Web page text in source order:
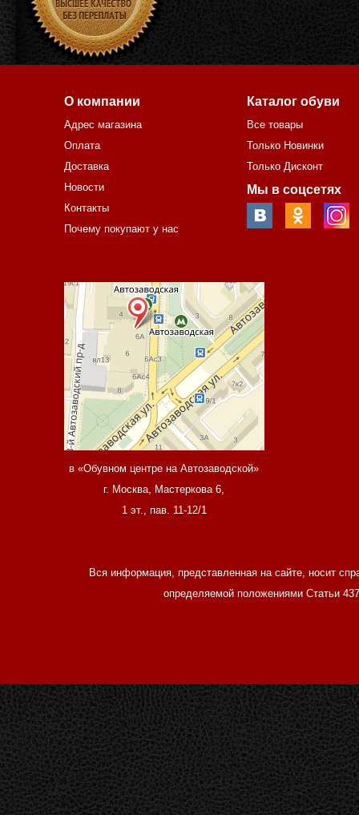
О компании
Адрес магазина
Оплата
Доставка
Новости
Контакты
Почему покупают у нас
Каталог обуви
Все товары
Только Новинки
Только Дисконт
Мы в соцсетях
в «Обувном центре на Автозаводской»
г. Москва, Мастеркова 6,
1 эт., пав. 11-12/1
Вся информация, представленная на сайте, носит
определяемой положениями Статьи